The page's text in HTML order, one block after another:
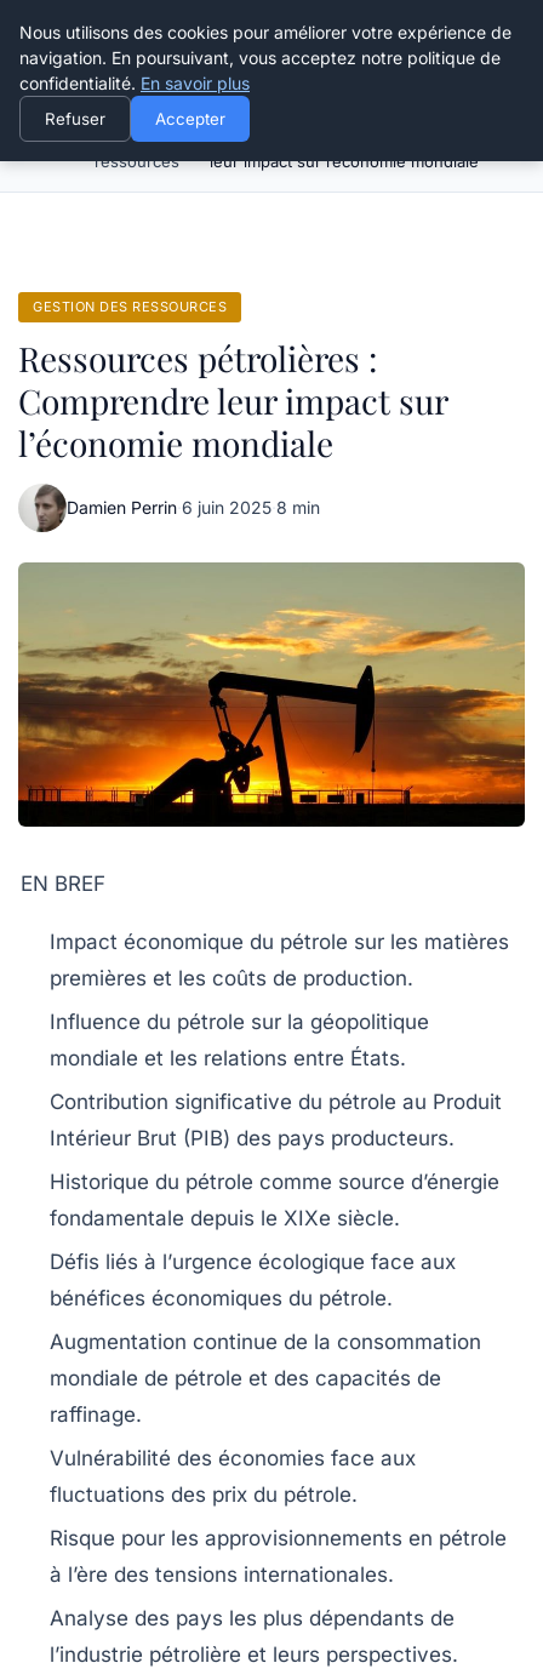
Happy Calyx Farmer
Gestion des
ressources
Ressources pétrolières : Comprendre
leur impact sur l’économie mondiale
GESTION DES RESSOURCES
Ressources pétrolières :
Comprendre leur impact sur
l’économie mondiale
Damien Perrin·6 juin 2025·8 min
EN BREF
Impact économique du pétrole sur les matières
premières et les coûts de production.
Influence du pétrole sur la géopolitique
mondiale et les relations entre États.
Contribution significative du pétrole au Produit
Intérieur Brut (PIB) des pays producteurs.
Historique du pétrole comme source d’énergie
fondamentale depuis le XIXe siècle.
Défis liés à l’urgence écologique face aux
bénéfices économiques du pétrole.
Augmentation continue de la consommation
mondiale de pétrole et des capacités de
raffinage.
Vulnérabilité des économies face aux
fluctuations des prix du pétrole.
Risque pour les approvisionnements en pétrole
à l’ère des tensions internationales.
Analyse des pays les plus dépendants de
l’industrie pétrolière et leurs perspectives.
Nous utilisons des cookies pour améliorer votre expérience de
navigation. En poursuivant, vous acceptez notre politique de
confidentialité. En savoir plus
Refuser Accepter